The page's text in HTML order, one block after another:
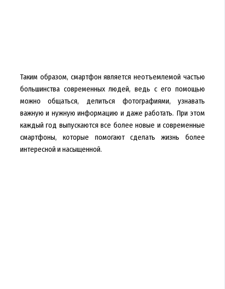
Таким образом, смартфон является неотъемлемой частью
большинства современных людей, ведь с его помощью
можно общаться, делиться фотографиями, узнавать
важную и нужную информацию и даже работать. При этом
каждый год выпускаются все более новые и современные
смартфоны, которые помогают сделать жизнь более
интересной и насыщенной.